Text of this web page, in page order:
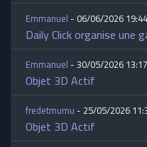
Emmanuel- 06/06/2026 19:44
Daily Click organise une
Emmanuel- 30/05/2026 13:17
Objet 3D Actif
fredetmumu- 25/05/2026
Objet 3D Actif